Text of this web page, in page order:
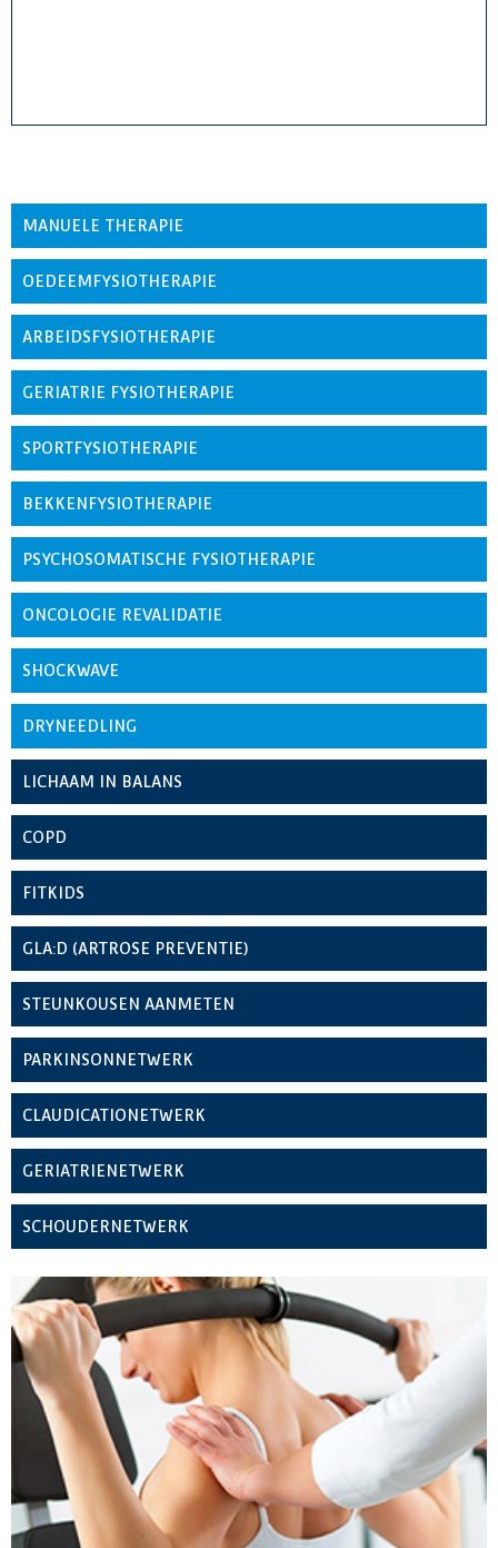
MANUELE THERAPIE
OEDEEMFYSIOTHERAPIE
ARBEIDSFYSIOTHERAPIE
GERIATRIE FYSIOTHERAPIE
SPORTFYSIOTHERAPIE
BEKKENFYSIOTHERAPIE
PSYCHOSOMATISCHE FYSIOTHERAPIE
ONCOLOGIE REVALIDATIE
SHOCKWAVE
DRYNEEDLING
LICHAAM IN BALANS
COPD
FITKIDS
GLA:D (ARTROSE PREVENTIE)
STEUNKOUSEN AANMETEN
PARKINSONNETWERK
CLAUDICATIONETWERK
GERIATRIENETWERK
SCHOUDERNETWERK